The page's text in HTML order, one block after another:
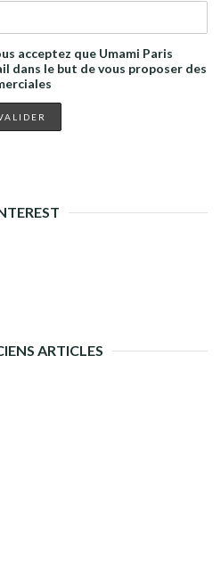
acceptez que Umami Paris
dans le but de vous proposer des
ARTICLES